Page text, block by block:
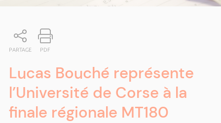
PARTAGE PDF
Lucas Bouché représente
l’Université de Corse à la
finale régionale MT180